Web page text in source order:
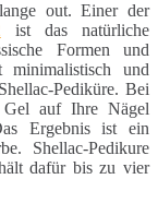
out. Einer der
ist das natürliche
Formen und
und
Pediküre. Bei
auf Ihre Nägel
Ergebnis ist ein
Shellac-Pedikure
dafür bis zu vier